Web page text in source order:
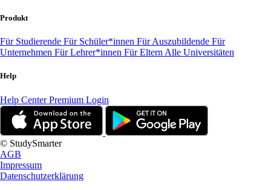
Produkt
Für Studierende Für Schüler*innen Für Auszubildende Für
Unternehmen Für Lehrer*innen Für Eltern Alle Universitäten
Help
Help CenterPremium Login
© StudySmarter
AGB
Impressum
Datenschutzerklärung